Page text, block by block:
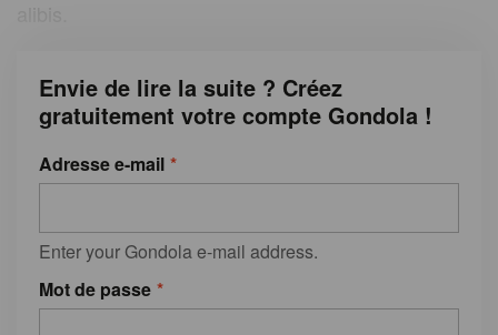
Envie de lire la suite ? Créez
gratuitement votre compte Gondola !
Adresse e-mail
Enter your Gondola e-mail address.
Mot de passe